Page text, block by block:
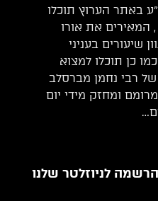
באתר הערוץ תוכלו
המאירים את אורו
שיעורים בעניני
כן תוכלו למצוא
של רבי נחמן מברסלב
ומחזק מידי יום
הרשמה לניוזלטר שלנו